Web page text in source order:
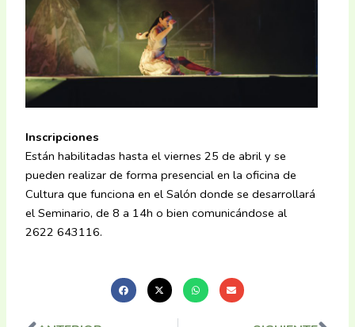
Inscripciones
Están habilitadas hasta el viernes 25 de abril y se
pueden realizar de forma presencial en la oficina de
Cultura que funciona en el Salón donde se desarrollará
el Seminario, de 8 a 14h o bien comunicándose al
2622 643116.